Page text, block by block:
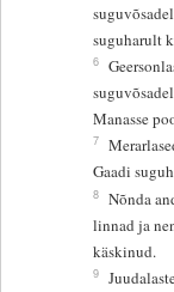
suguharult
6
Manasse
7
Gaadi
8 Nõnda
linnad ja
käskinud.
9